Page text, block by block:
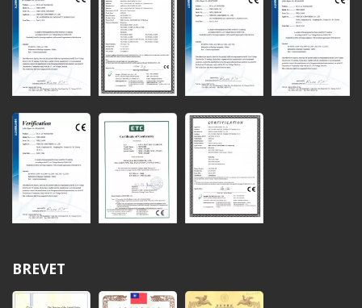
BREVET